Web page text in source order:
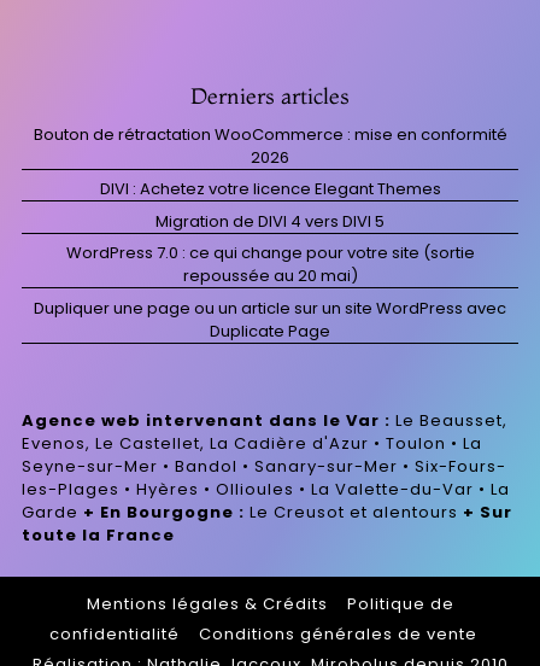
Derniers articles
Bouton de rétractation WooCommerce : mise en conformité
2026
DIVI : Achetez votre licence Elegant Themes
Migration de DIVI 4 vers DIVI 5
WordPress 7.0 : ce qui change pour votre site (sortie
repoussée au 20 mai)
Dupliquer une page ou un article sur un site WordPress avec
Duplicate Page
Agence web intervenant dans le Var : Le Beausset,
Evenos, Le Castellet, La Cadière d'Azur • Toulon • La
Seyne-sur-Mer • Bandol • Sanary-sur-Mer • Six-Fours-
les-Plages • Hyères • Ollioules • La Valette-du-Var • La
Garde + En Bourgogne : Le Creusot et alentours + Sur
toute la France
Mentions légales & Crédits
Politique de
confidentialité
Conditions générales de vente